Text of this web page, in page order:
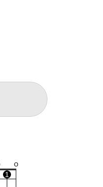
O
1